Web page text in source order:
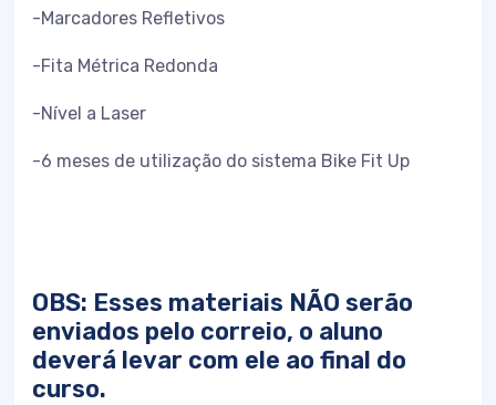
-Marcadores Refletivos
-Fita Métrica Redonda
-Nível a Laser
-6 meses de utilização do sistema Bike Fit Up
OBS: Esses materiais NÃO serão
enviados pelo correio, o aluno
deverá levar com ele ao final do
curso.